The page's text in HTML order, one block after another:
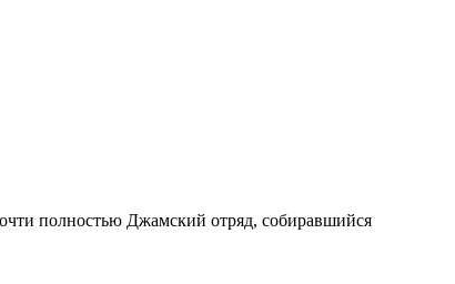
полностью Джамский отряд, собиравшийся